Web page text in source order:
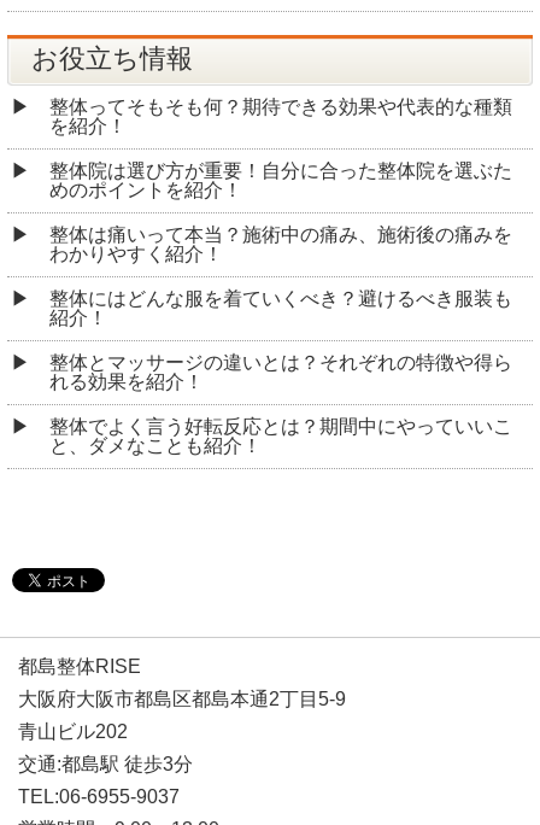
お役立ち情報
整体ってそもそも何？期待できる効果や代表的な種類
を紹介！
整体院は選び方が重要！自分に合った整体院を選ぶた
めのポイントを紹介！
整体は痛いって本当？施術中の痛み、施術後の痛みを
わかりやすく紹介！
整体にはどんな服を着ていくべき？避けるべき服装も
紹介！
整体とマッサージの違いとは？それぞれの特徴や得ら
れる効果を紹介！
整体でよく言う好転反応とは？期間中にやっていいこ
と、ダメなことも紹介！
都島整体RISE
大阪府大阪市都島区都島本通2丁目5-9
青山ビル202
交通:都島駅 徒歩3分
TEL:06-6955-9037